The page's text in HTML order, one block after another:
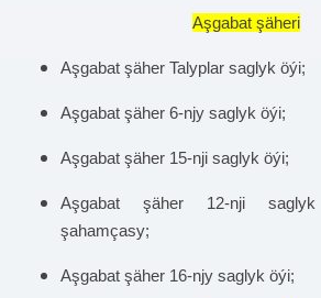
Aşgabat şäheri
Aşgabat şäher Talyplar saglyk öýi;
Aşgabat şäher 6-njy saglyk öýi;
Aşgabat şäher 15-nji saglyk öýi;
Aşgabat şäher 12-nji
şahamçasy;
Aşgabat şäher 16-njy saglyk öýi;